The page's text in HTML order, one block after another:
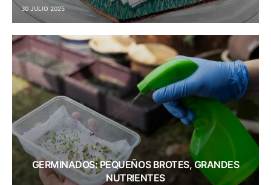
30 JULIO 2025
GERMINADOS: PEQUEÑOS BROTES, GRANDES
NUTRIENTES